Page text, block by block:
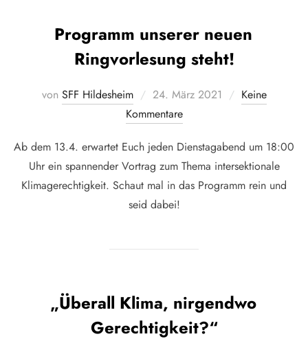
Programm unserer neuen
Ringvorlesung steht!
von SFF Hildesheim
Veröffentlicht
am
24. März 2021
Keine
Kommentare
Ab dem 13.4. erwartet Euch jeden Dienstagabend um 18:00
Uhr ein spannender Vortrag zum Thema intersektionale
Klimagerechtigkeit. Schaut mal in das Programm rein und
seid dabei!
„Überall Klima, nirgendwo
Gerechtigkeit?“